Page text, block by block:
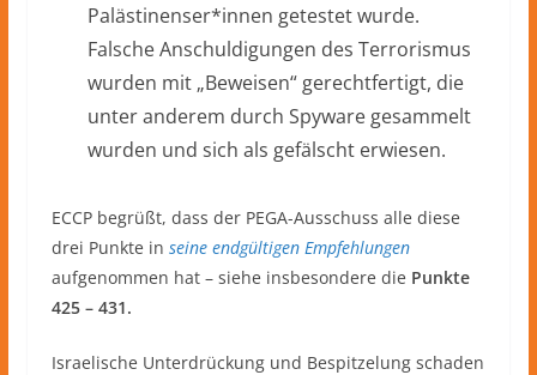
Palästinenser*innen getestet wurde.
Falsche Anschuldigungen des Terrorismus
wurden mit „Beweisen“ gerechtfertigt, die
unter anderem durch Spyware gesammelt
wurden und sich als gefälscht erwiesen.
ECCP begrüßt, dass der PEGA-Ausschuss alle diese
drei Punkte in seine endgültigen Empfehlungen
aufgenommen hat – siehe insbesondere die Punkte
425 – 431.
Israelische Unterdrückung und Bespitzelung schaden